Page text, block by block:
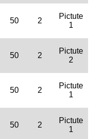
50 2
Pictute
1
50 2
Pictute
2
50 2
Pictute
1
50 2
Pictute
1